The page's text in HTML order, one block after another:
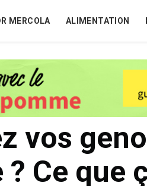
MERCOLA ALIMENTATION
vos
Ce que